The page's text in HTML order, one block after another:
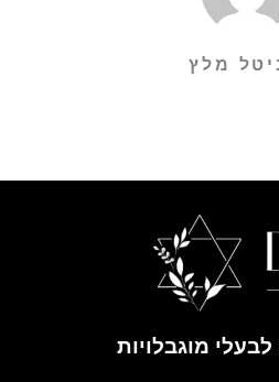
מלץ
מוגבלויות